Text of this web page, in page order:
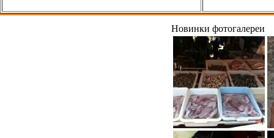
Новинки фотогалереи